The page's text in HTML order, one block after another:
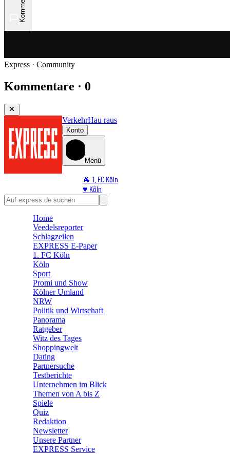
Express · Community
Kommentare · 0
VerkehrHau raus
Konto
Menü
🐐 1. FC Köln
♥️ Köln
⭐ Promi
🛒 Shoppingwelt
Home
Veedelsreporter
Schlagzeilen
EXPRESS E-Paper
1. FC Köln
Köln
Sport
Promi und Show
Kölner Umland
NRW
Politik und Wirtschaft
Panorama
Ratgeber
Witz des Tages
Shoppingwelt
Dating
Partnersuche
Testberichte
Unternehmen im Blick
Themen von A bis Z
Spiele
Quiz
Redaktion
Newsletter
Unsere Partner
EXPRESS Service